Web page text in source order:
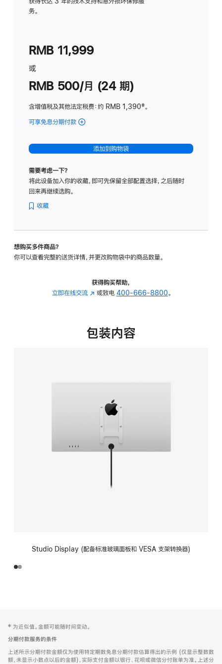
务。
RMB 11,999
或
RMB 500/月 (24 期)
含增值税及其他法定税费：约 RMB 1,390脚
‡。
可享免息分期付款 (Studio
-
标
璃
转
的
添加到购物袋
需要考虑一下？
将此设备加入你的收藏，即可先保留全部配置选择，之后随时
回来再继续选购。
收藏
想购买多件商品？
你可以查看完整的送货详情，并更改购物袋中的商品数量。
获得购买帮助，
立即在线交流 (在
中
或致电 400-666-8800。
包装内容
Studio Display (配备标准玻璃面板和 VESA 支架转换器)
页
页
脚
注
‡ 为近似值。金额可能随时间变动。
分期付款服务的条件
上述所示分期付款金额仅为使用特定期数免息分期付款估算得出的示例 (仅显示整数数
额，未显示小数点以后的金额)，实际支付金额以银行、花呗或微信分付账单为准。上述分